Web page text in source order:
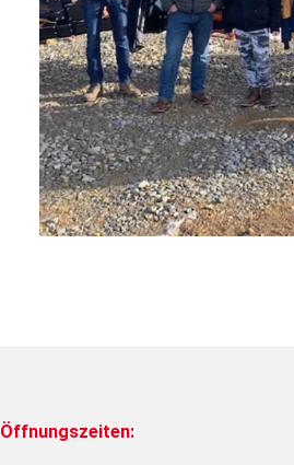
Öffnungszeiten: